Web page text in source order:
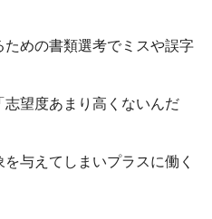
めの書類選考でミスや誤字
志望度あまり高くないんだ
与えてしまいプラスに働く